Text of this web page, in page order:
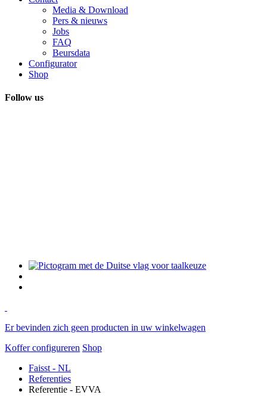
Media & Download
Pers & nieuws
Jobs
FAQ
Beursdata
Configurator
Shop
Follow us
Er bevinden zich geen producten in uw winkelwagen
Koffer configureren Shop
Faisst - NL
Referenties
Referentie - EVVA